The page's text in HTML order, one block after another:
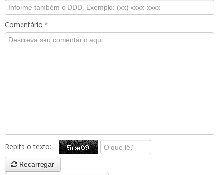
Comentário *
Repita o texto:
Recarregar